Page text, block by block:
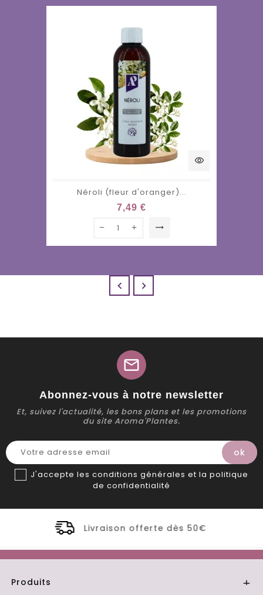
visibility
Néroli (fleur d'oranger)...
7,49 €
trending_flat
 
mail
Abonnez-vous à notre newsletter
Et, suivez l'actualité, les bons plans et les promotions
du site Aroma'Plantes.
J'accepte les conditions générales et la politique
de confidentialité
dès 50€ Distillerie Bio
Produits 